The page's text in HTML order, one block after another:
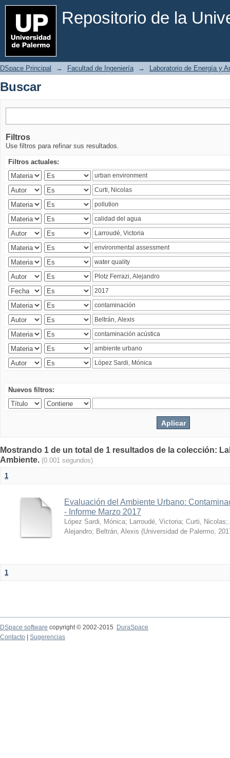
Repositorio de la
Buscar
DSpace Principal → Facultad de Ingeniería → Laboratorio de Energía y
Buscar
Filtros
Use filtros para refinar sus resultados.
Filtros actuales:
Nuevos filtros:
Mostrando 1 de un total de 1 resultados de la colección:
Ambiente. (0.001 segundos)
1
Evaluación del Ambiente Urbano:
- Informe Marzo 2017
López Sardi, Mónica; Larroudé, Victoria; Curti, Nicolas;
Alejandro; Beltrán, Alexis (Universidad de Palermo,
1
DSpace software copyright © 2002-2015
DuraSpace
Contacto
Sugerencias